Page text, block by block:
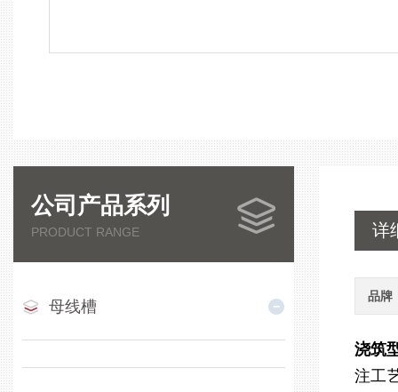
公司产品系列
PRODUCT RANGE
母线槽
详
品牌
浇筑
注工